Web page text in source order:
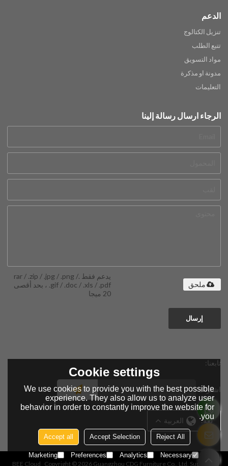
الدعم
تنزيل الكتالوج
تتبع الطلب
مواد التسويق
مدونة او مذكرة
التعليمات
الرجاء ارسال رسالة إلينا
يدعم فقط .rar / .zip / .jpg / .png /
.gif / .doc / .xls / .pdf ، بحد أقصى
20 ميجا
ملحق
إرسال
تابعنا:
اشتراك
لغة: العربية
Copyright © 2026 Guangzhou CDG Furniture Co., Ltd. Support By
BEE Cloud
Cookie settings
We use cookies to provide you with the best possible
experience. They also allow us to analyze user
behavior in order to constantly improve the website for
you.
Reject All
Accept Selection
Accept all
Necessary
Analytics
Preferences
Marketing